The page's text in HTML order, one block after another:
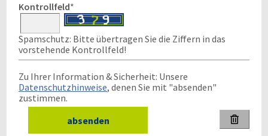
Kontrollfeld*
Spamschutz: Bitte übertragen Sie die Ziffern in das
vorstehende Kontrollfeld!
Zu Ihrer Information & Sicherheit: Unsere
Datenschutzhinweise, denen Sie mit "absenden"
zustimmen.
